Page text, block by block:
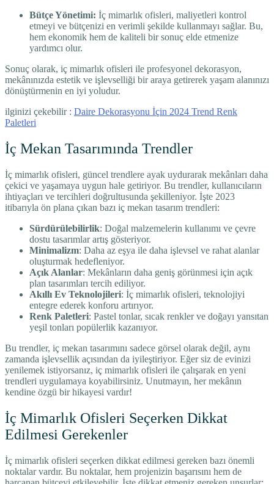
Bütçe Yönetimi: İç mimarlık ofisleri, maliyetleri kontrol
etmeyi ve bütçenizi en verimli şekilde kullanmayı sağlar. Bu,
hem ekonomik hem de kaliteli bir sonuç elde etmenize
yardımcı olur.
Sonuç olarak, iç mimarlık ofisleri ile profesyonel dekorasyon,
mekânınızda estetik ve işlevselliği bir araya getirerek yaşam alanınızı
dönüştürmenin en iyi yoludur.
ilginizi çekebilir : Daire Dekorasyonu İçin 2024 Trend Renk
Paletleri
İç Mekan Tasarımında Trendler
İç mimarlık ofisleri, güncel trendlere ayak uydurarak mekânları daha
çekici ve yaşamaya uygun hale getiriyor. Bu trendler, kullanıcıların
ihtiyaçları ve tercihleri doğrultusunda şekilleniyor. İşte 2023
itibarıyla ön plana çıkan bazı iç mekan tasarım trendleri:
Sürdürülebilirlik: Doğal malzemelerin kullanımı ve çevre
dostu tasarımlar artış gösteriyor.
Minimalizm: Daha az eşya ile daha işlevsel ve rahat alanlar
oluşturmak hedefleniyor.
Açık Alanlar: Mekânların daha geniş görünmesi için açık
plan tasarımları tercih ediliyor.
Akıllı Ev Teknolojileri: İç mimarlık ofisleri, teknolojiyi
entegre ederek konforu artırıyor.
Renk Paletleri: Pastel tonlar, sıcak renkler ve doğayı yansıtan
yeşil tonları popülerlik kazanıyor.
Bu trendler, iç mekan tasarımını sadece görsel olarak değil, aynı
zamanda işlevsellik açısından da iyileştiriyor. Eğer siz de evinizi
yenilemek istiyorsanız, iç mimarlık ofisleri ile çalışarak en yeni
trendleri uygulamaya koyabilirsiniz. Unutmayın, her mekânın
kendine özgü bir hikayesi vardır!
İç Mimarlık Ofisleri Seçerken Dikkat
Edilmesi Gerekenler
İç mimarlık ofisleri seçerken dikkat edilmesi gereken bazı önemli
noktalar vardır. Bu noktalar, hem projenizin başarısını hem de